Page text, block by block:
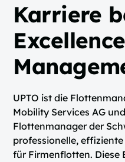
Karriere
UPTO ist die
Mobility Services AG
Flottenmanager der
professionelle,
für Firmenflotten. Diese